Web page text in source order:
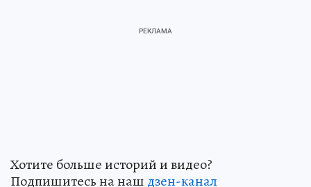
Хотите больше историй и видео?
Подпишитесь на наш дзен-канал